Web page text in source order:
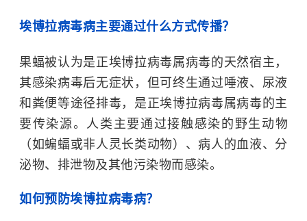
埃博拉病毒病主要通过什么方式传播？
果蝠被认为是正埃博拉病毒属病毒的天然宿主，
其感染病毒后无症状，但可终生通过唾液、尿液
和粪便等途径排毒，是正埃博拉病毒属病毒的主
要传染源。人类主要通过接触感染的野生动物
（如蝙蝠或非人灵长类动物）、病人的血液、分
泌物、排泄物及其他污染物而感染。
如何预防埃博拉病毒病？